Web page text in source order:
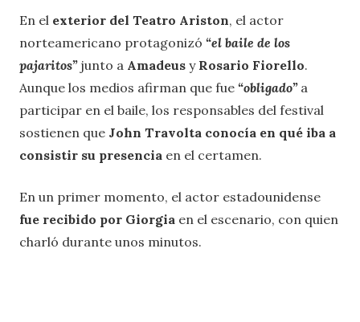
En el exterior del Teatro Ariston, el actor
norteamericano protagonizó “el baile de los
pajaritos”junto a Amadeus y Rosario Fiorello.
Aunque los medios afirman que fue “obligado”a
participar en el baile, los responsables del festival
sostienen que John Travolta conocía en qué iba a
consistir su presencia en el certamen.
En un primer momento, el actor estadounidense
fue recibido por Giorgia en el escenario, con quien
charló durante unos minutos.